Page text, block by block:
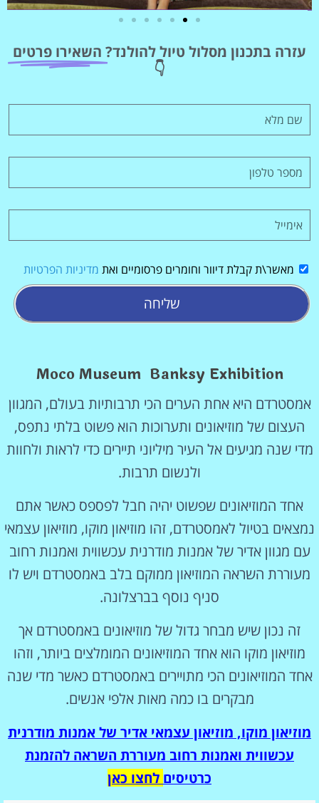
מציאת מלון
לחצו
עזרה בתכנון מסלול טיול להולנד? השאירו פרטים
👇
מאשר\ת קבלת דיוור וחומרים פרסומיים ואת מדיניות הפרטיות
שליחה
Moco Museum Banksy Exhibition
אמסטרדם היא אחת הערים הכי תרבותיות בעולם, המגוון
העצום של מוזיאונים ותערוכות הוא פשוט בלתי נתפס,
מדי שנה מגיעים אל העיר מיליוני תיירים כדי לראות ולחוות
ולנשום תרבות.
אחד המוזיאונים שפשוט יהיה חבל לפספס כאשר אתם
נמצאים בטיול לאמסטרדם, זהו מוזיאון מוקו, מוזיאון עצמאי
עם מגוון אדיר של אמנות מודרנית עכשווית ואמנות רחוב
מעוררת השראה המוזיאון ממוקם בלב באמסטרדם ויש לו
סניף נוסף בברצלונה.
זה נכון שיש מבחר גדול של מוזיאונים באמסטרדם אך
מוזיאון מוקו הוא אחד המוזיאונים המומלצים ביותר, וזהו
אחד המוזיאונים הכי מתויירים באמסטרדם כאשר מדי שנה
מבקרים בו כמה מאות אלפי אנשים.
מוזיאון מוקו, מוזיאון עצמאי אדיר של אמנות מודרנית
עכשווית ואמנות רחוב מעוררת השראה להזמנת
כרטיסים לחצו כאן